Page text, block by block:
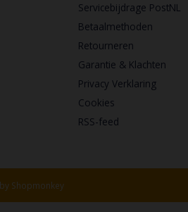
Servicebijdrage PostNL
Betaalmethoden
Retourneren
Garantie & Klachten
Privacy Verklaring
Cookies
RSS-feed
Shopmonkey